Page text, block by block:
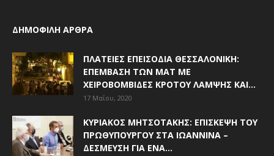
ΔΗΜΟΦΙΛΗ ΑΡΘΡΑ
ΠΛΑΤΕΊΕΣ ΕΠΕΙΣΌΔΙΑ ΘΕΣΣΑΛΟΝΊΚΗ:
ΕΠΈΜΒΑΣΗ ΤΩΝ ΜΑΤ ΜΕ
ΧΕΙΡΟΒΟΜΒΊΔΕΣ ΚΡΌΤΟΥ ΛΆΜΨΗΣ ΚΑΙ...
17 Μαΐου, 2020
ΚΥΡΙΆΚΟΣ ΜΗΤΣΟΤΆΚΗΣ: ΕΠΊΣΚΕΨΗ ΤΟΥ
ΠΡΩΘΥΠΟΥΡΓΟΎ ΣΤΑ ΙΩΆΝΝΙΝΑ –
ΔΈΣΜΕΥΣΗ ΓΙΑ ΈΝΑ...